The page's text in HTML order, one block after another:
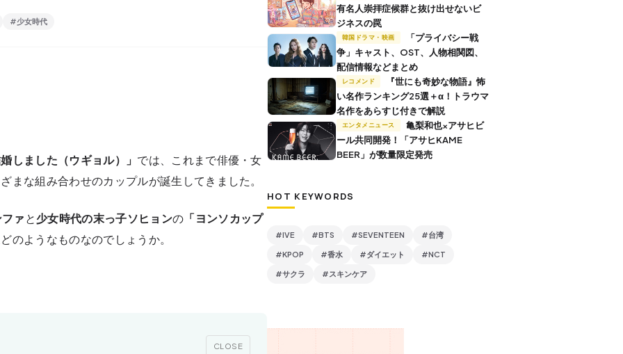
#少女時代
しました（ウギョル）」 では、これまで俳優・女
まな組み合わせのカップルが誕生してきました。
ァと少女時代の末っ子ソヒョンの 「ヨンソカップ
のようなものなのでしょうか。
CLOSE
有名人崇拝症候群と抜け出せないビ
ジネスの罠
韓国ドラマ・映画
争」キャスト、OST、人物相関図、
配信情報などまとめ
レコメンド
い名作ランキング25選＋α！トラウマ
名作をあらすじ付きで解説
エンタメニュース
ール共同開発！「アサヒKAME
BEER」が数量限定発売
HOT KEYWORDS
#IVE #BTS #SEVENTEEN #台湾
#KPOP #香水 #ダイエット #NCT
#サクラ #スキンケア